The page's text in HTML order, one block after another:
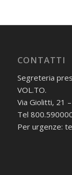
CONTATTI
Segreteria
VOL.TO.
Via Giolitti, 21
Tel
Per urgenze: